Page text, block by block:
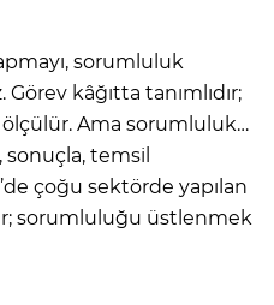
sorumluluk
kâğıtta tanımlıdır;
Ama sorumluluk…
temsil
çoğu sektörde yapılan
sorumluluğu üstlenmek